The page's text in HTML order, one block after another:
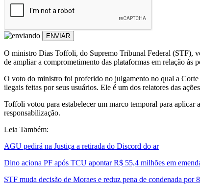
ENVIAR
O ministro Dias Toffoli, do Supremo Tribunal Federal (STF),
de ampliar a comprometimento das plataformas em relação às
O voto do ministro foi proferido no julgamento no qual a Corte
ilegais feitas por seus usuários. Ele é um dos relatores das
Toffoli votou para estabelecer um marco temporal para aplicar
responsabilização.
Leia Também:
AGU pedirá na Justiça a retirada do Discord do ar
Dino aciona PF após TCU apontar R$ 55,4 milhões em
STF muda decisão de Moraes e reduz pena de condenada por